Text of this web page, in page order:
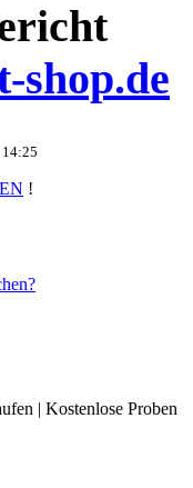
shop.de
14:25
!
| Kostenlose Proben